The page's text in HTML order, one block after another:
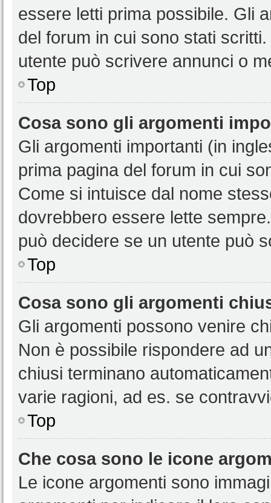
essere letti prima possibile. Gli
del forum in cui sono stati
utente può scrivere annunci o
Top
Cosa sono gli argomenti
Gli argomenti importanti (in
prima pagina del forum in cui
Come si intuisce dal nome
dovrebbero essere lette
può decidere se un utente può
Top
Cosa sono gli argomenti
Gli argomenti possono venire
Non è possibile rispondere ad
chiusi terminano
varie ragioni, ad es. se
Top
Che cosa sono le icone
Le icone argomenti sono